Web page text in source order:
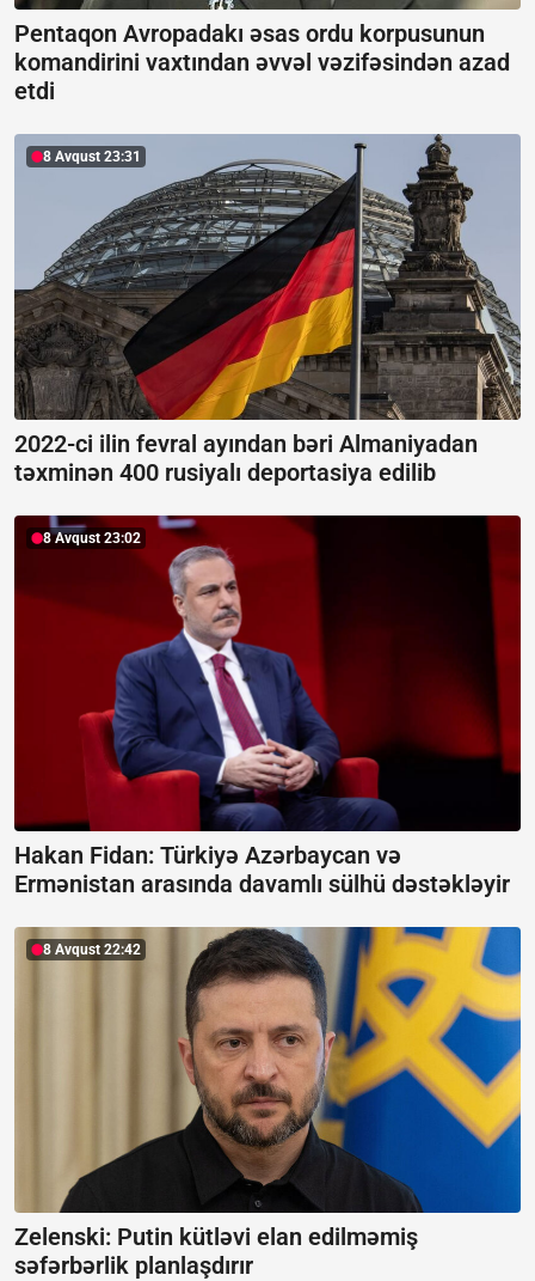
Pentaqon Avropadakı əsas ordu korpusunun
komandirini vaxtından əvvəl vəzifəsindən azad
etdi
8 Avqust 23:31
2022-ci ilin fevral ayından bəri Almaniyadan
təxminən 400 rusiyalı deportasiya edilib
8 Avqust 23:02
Hakan Fidan: Türkiyə Azərbaycan və
Ermənistan arasında davamlı sülhü dəstəkləyir
8 Avqust 22:42
Zelenski: Putin kütləvi elan edilməmiş
səfərbərlik planlaşdırır